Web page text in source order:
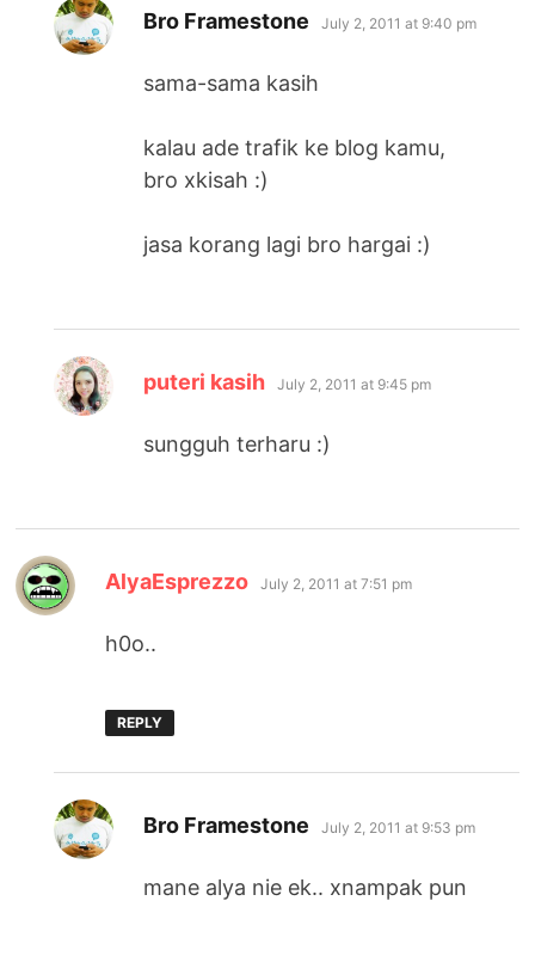
Bro Framestone says:
July 2, 2011 at 9:40 pm
sama-sama kasih
kalau ade trafik ke blog kamu,
bro xkisah :)
jasa korang lagi bro hargai :)
puteri kasih says:
July 2, 2011 at 9:45 pm
sungguh terharu :)
AlyaEsprezzo says:
July 2, 2011 at 7:51 pm
h0o..
REPLY
Bro Framestone says:
July 2, 2011 at 9:53 pm
mane alya nie ek.. xnampak pun